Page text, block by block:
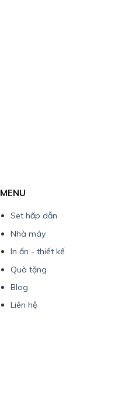
MENU
Set hấp dẫn
Nhà máy
In ấn - thiết kế
Quà tặng
Blog
Liên hệ